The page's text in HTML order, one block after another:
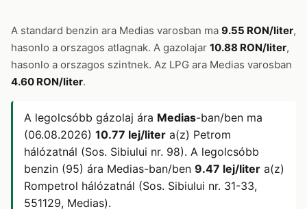
A standard benzin ara Medias varosban ma 9.55 RON/liter,
hasonlo a orszagos atlagnak. A gazolajar 10.88 RON/liter,
hasonlo a orszagos szintnek. Az LPG ara Medias varosban
4.60 RON/liter.
A legolcsóbb gázolaj ára Medias-ban/ben ma
(06.08.2026) 10.77 lej/liter a(z) Petrom
hálózatnál (Sos. Sibiului nr. 98). A legolcsóbb
benzin (95) ára Medias-ban/ben 9.47 lej/liter a(z)
Rompetrol hálózatnál (Sos. Sibiului nr. 31-33,
551129, Medias).